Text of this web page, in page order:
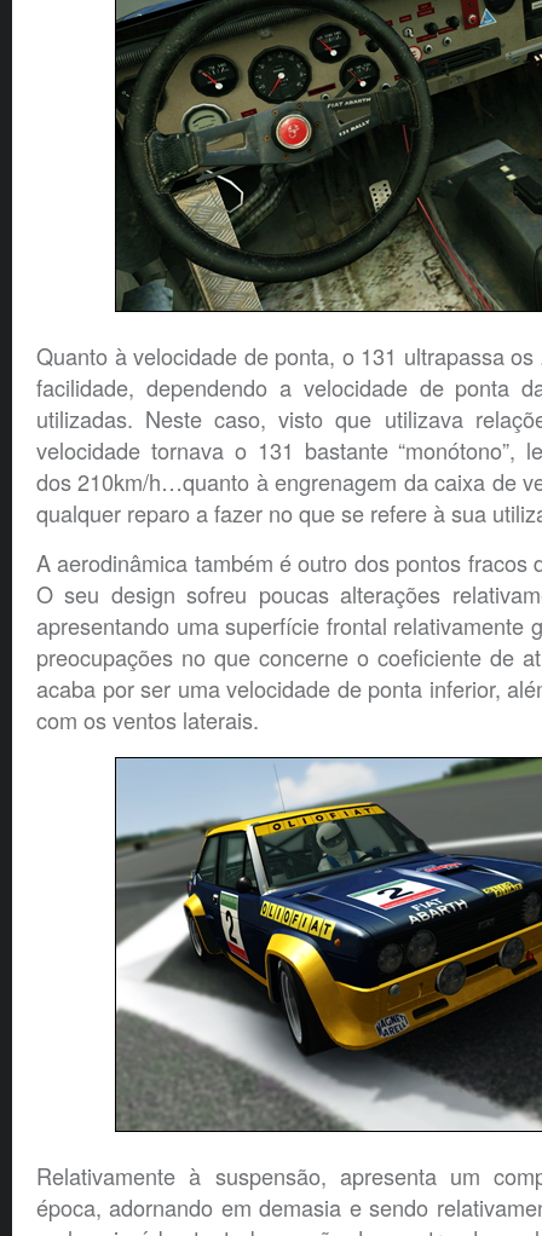
Quanto à velocidade de ponta, o 131 ultrapassa
facilidade, dependendo a velocidade de ponta
utilizadas. Neste caso, visto que utilizava
velocidade tornava o 131 bastante “monótono”,
dos 210km/h…quanto à engrenagem da caixa de
qualquer reparo a fazer no que se refere à sua
A aerodinâmica também é outro dos pontos fracos
O seu design sofreu poucas alterações
apresentando uma superfície frontal relativamente
preocupações no que concerne o coeficiente de
acaba por ser uma velocidade de ponta inferior,
com os ventos laterais.
Relativamente à suspensão, apresenta um
época, adornando em demasia e sendo